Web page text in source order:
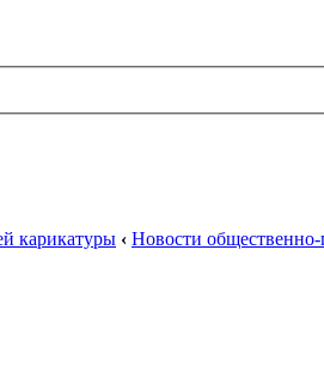
карикатуры ‹ Новости